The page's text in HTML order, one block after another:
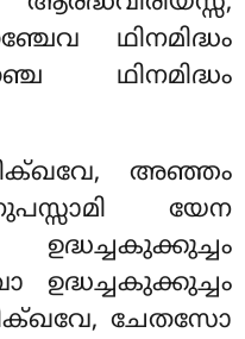
ഥിനമിദ്ധം
ഥിനമിദ്ധം
അഞ്ഞം
യേന
ഉദ്ധച്ചകുക്കുച്ചം
ചേതസോ